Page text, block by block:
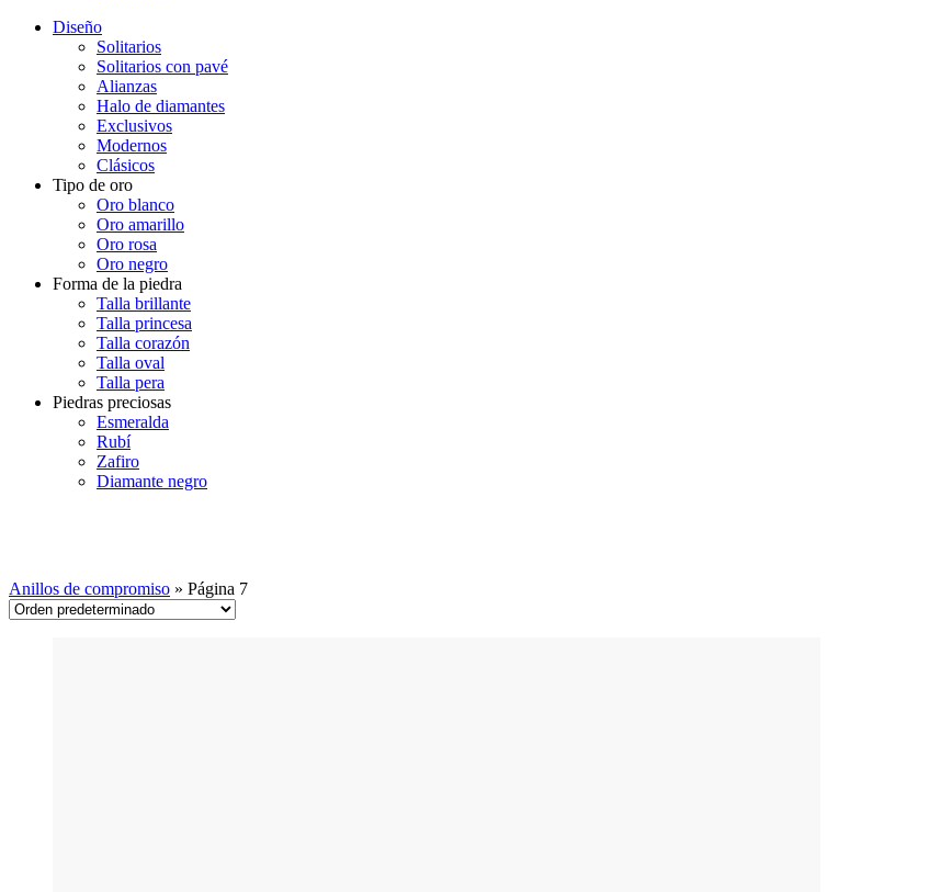
Diseño
Solitarios
Solitarios con pavé
Alianzas
Halo de diamantes
Exclusivos
Modernos
Clásicos
Tipo de oro
Oro blanco
Oro amarillo
Oro rosa
Oro negro
Forma de la piedra
Talla brillante
Talla princesa
Talla corazón
Talla oval
Talla pera
Piedras preciosas
Esmeralda
Rubí
Zafiro
Diamante negro
Anillos de compromiso » Página 7